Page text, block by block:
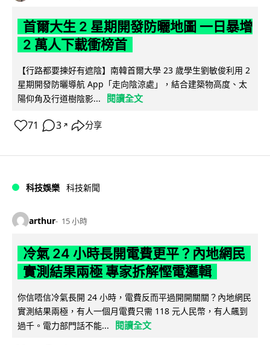
首爾大生 2 星期開發防曬地圖 一日暴增
2 萬人下載衝榜首
【行路都要揀好有遮陰】南韓首爾大學 23 歲學生劉敏俊利用 2
星期開發防曬導航 App「走向陰涼處」，結合建築物高度、太
陽仰角及行道樹陰影...
閱讀全文
71 3 ↗ 分享
科技娛樂 科技新聞
arthur 15 小時
冷氣 24 小時長開電費更平？內地網民
實測結果兩極 專家拆解慳電邏輯
你信唔信冷氣長開 24 小時，電費反而平過開開關關？內地網民
實測結果兩極，有人一個月電費只需 118 元人民幣，有人飆到
過千。電力部門話不能...
閱讀全文